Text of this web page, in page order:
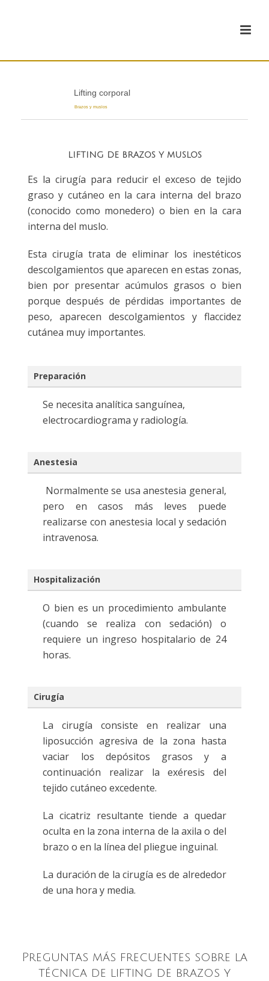
Brazos y muslos
Lifting corporal
LIFTING DE BRAZOS Y MUSLOS
Es la cirugía para reducir el exceso de tejido
graso y cutáneo en la cara interna del brazo
(conocido como monedero) o bien en la cara
interna del muslo.
Esta cirugía trata de eliminar los inestéticos
descolgamientos que aparecen en estas zonas,
bien por presentar acúmulos grasos o bien
porque después de pérdidas importantes de
peso, aparecen descolgamientos y flaccidez
cutánea muy importantes.
Preparación
Se necesita analítica sanguínea,
electrocardiograma y radiología.
Anestesia
Normalmente se usa anestesia general,
pero en casos más leves puede
realizarse con anestesia local y sedación
intravenosa.
Hospitalización
O bien es un procedimiento ambulante
(cuando se realiza con sedación) o
requiere un ingreso hospitalario de 24
horas.
Cirugía
La cirugía consiste en realizar una
liposucción agresiva de la zona hasta
vaciar los depósitos grasos y a
continuación realizar la exéresis del
tejido cutáneo excedente.
La cicatriz resultante tiende a quedar
oculta en la zona interna de la axila o del
brazo o en la línea del pliegue inguinal.
La duración de la cirugía es de alrededor
de una hora y media.
Preguntas más frecuentes sobre la
técnica de lifting de brazos y